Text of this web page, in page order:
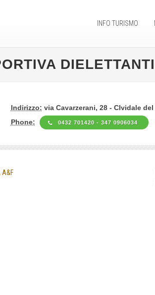
INFO TURISMO
Indirizzo: via Cavarzerani, 28 - CIvidale
Phone:
0432 701420 - 347 0906034